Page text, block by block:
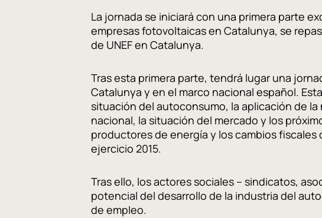
La jornada se iniciará con una primera parte
empresas fotovoltaicas en Catalunya, se
de UNEF en Catalunya.
Tras esta primera parte, tendrá lugar una
Catalunya y en el marco nacional español.
situación del autoconsumo, la aplicación de
nacional, la situación del mercado y los
productores de energía y los cambios
ejercicio 2015.
Tras ello, los actores sociales – sindicatos,
potencial del desarrollo de la industria del
de empleo.